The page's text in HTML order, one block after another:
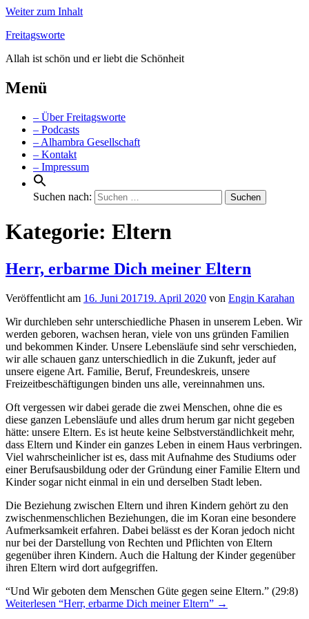
Weiter zum Inhalt
Freitagsworte
Allah ist schön und er liebt die Schönheit
Menü
– Über Freitagsworte
– Podcasts
– Alhambra Gesellschaft
– Kontakt
– Impressum
Suchen nach:
Kategorie: Eltern
Herr, erbarme Dich meiner Eltern
Veröffentlicht am 16. Juni 201719. April 2020 von Engin Karahan
Wir durchleben sehr unterschiedliche Phasen in unserem Leben. Wir
werden geboren, wachsen heran, viele von uns gründen Familien
und bekommen Kinder. Unsere Lebensläufe sind sehr verschieden,
wir alle schauen ganz unterschiedlich in die Zukunft, jeder auf
unsere eigene Art. Familie, Beruf, Freundeskreis, unsere
Freizeitbeschäftigungen binden uns alle, vereinnahmen uns.
Oft vergessen wir dabei gerade die zwei Menschen, ohne die es
diese ganzen Lebensläufe und alles drum herum gar nicht gegeben
hätte: unsere Eltern. Es ist heute keine Selbstverständlichkeit mehr,
dass Eltern und Kinder ein ganzes Leben in einem Haus verbringen.
Viel wahrscheinlicher ist es, dass mit Aufnahme des Studiums oder
einer Berufsausbildung oder der Gründung einer Familie Eltern und
Kinder sogar nicht einmal in ein und derselben Stadt leben.
Die Beziehung zwischen Eltern und ihren Kindern gehört zu den
zwischenmenschlichen Beziehungen, die im Koran eine besondere
Aufmerksamkeit erfahren. Dabei belässt es der Koran jedoch nicht
nur bei der Darstellung von Rechten und Pflichten von Eltern
gegenüber ihren Kindern. Auch die Haltung der Kinder gegenüber
ihren Eltern wird dort aufgegriffen.
“Und Wir geboten dem Menschen Güte gegen seine Eltern.” (29:8)
Weiterlesen “Herr, erbarme Dich meiner Eltern” →